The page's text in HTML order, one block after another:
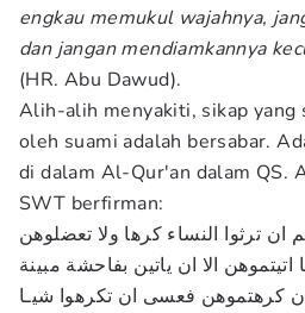
engkau memukul wajahnya,
dan jangan mendiamkannya
(HR. Abu Dawud).
Alih-alih menyakiti, sikap yang
oleh suami adalah bersabar.
di dalam Al-Qur'an dalam QS.
SWT berfirman:
ان ترثوا النساء كرها ولا تعضلوهن
اتيتموهن الا ان ياتين بفاحشة مبينة
كرهتموهن فعسى ان تكرهوا شيـا